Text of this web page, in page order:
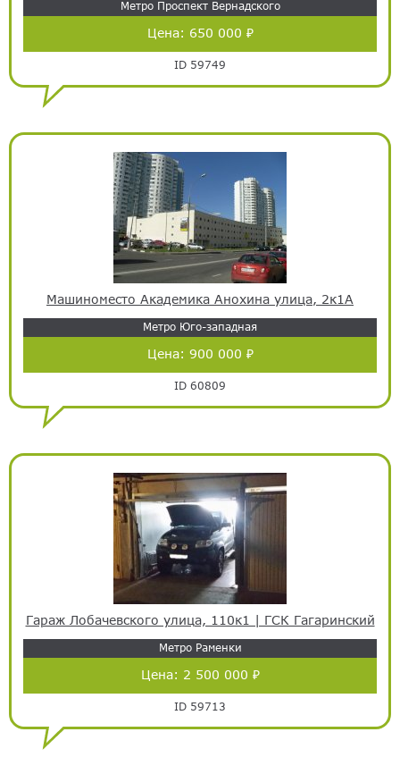
Метро Проспект Вернадского
Цена: 650 000 ₽
ID 59749
Машиноместо Академика Анохина улица, 2к1А
Метро Юго-западная
Цена: 900 000 ₽
ID 60809
Гараж Лобачевского улица, 110к1 | ГСК Гагаринский
Метро Раменки
Цена: 2 500 000 ₽
ID 59713